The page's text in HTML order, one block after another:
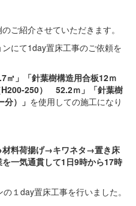
ご紹介させていただきます。
にて1day置床工事のご依頼を
㎡」「針葉樹構造用合板12ｍ
250） 52.2ｍ」「針葉樹
）」 を使用しての施工になり
材料荷揚げ→キワネタ→置き床
一気通貫して1日9時から17時